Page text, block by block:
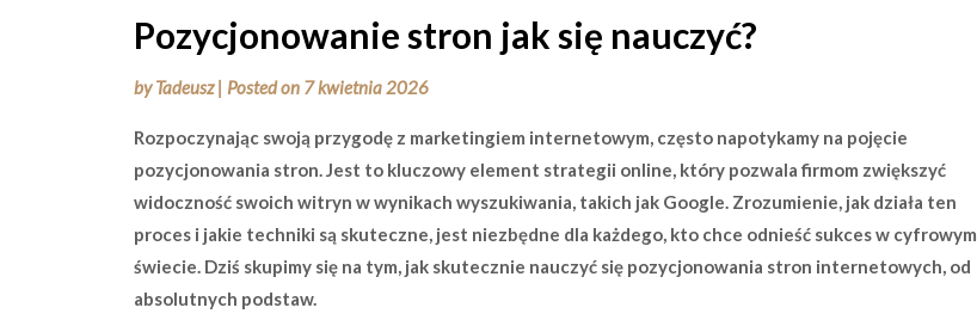
Pozycjonowanie stron jak się nauczyć?
byTadeusz | Posted on 7 kwietnia 2026
Rozpoczynając swoją przygodę z marketingiem internetowym, często napotykamy na pojęcie
pozycjonowania stron. Jest to kluczowy element strategii online, który pozwala firmom zwiększyć
widoczność swoich witryn w wynikach wyszukiwania, takich jak Google. Zrozumienie, jak działa ten
proces i jakie techniki są skuteczne, jest niezbędne dla każdego, kto chce odnieść sukces w cyfrowym
świecie. Dziś skupimy się na tym, jak skutecznie nauczyć się pozycjonowania stron internetowych, od
absolutnych podstaw.